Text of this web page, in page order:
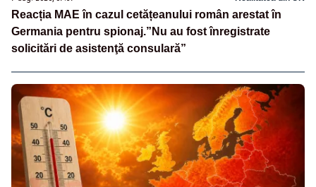
Reacția MAE în cazul cetățeanului român arestat în
Germania pentru spionaj.”Nu au fost înregistrate
solicitări de asistenţă consulară”